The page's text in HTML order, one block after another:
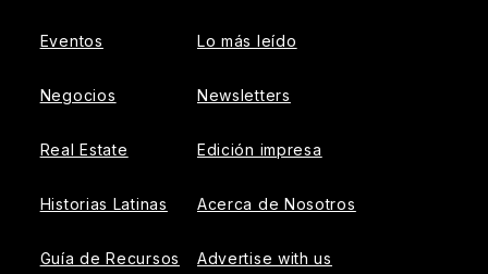
Eventos
Negocios
Real Estate
Historias Latinas
Guía de Recursos
Lo más leído
Newsletters
Edición impresa
Acerca de Nosotros
Advertise with us